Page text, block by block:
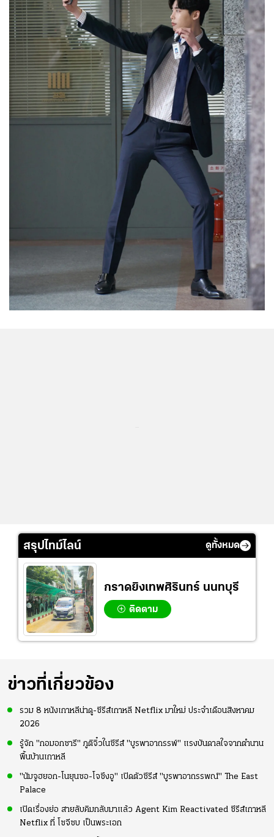
สรุปไทม์ไลน์ ดูทั้งหมด
กราดยิงเทพศิรินทร์ นนทบุรี
ติดตาม
ข่าวที่เกี่ยวข้อง
รวม 8 หนังเกาหลีน่าดู-ซีรีส์เกาหลี Netflix มาใหม่ ประจำเดือนสิงหาคม
2026
รู้จัก "กอมอกซารี" ภูติจิ๋วในซีรีส์ "บูรพาอาถรรพ์" แรงบันดาลใจจากตำนาน
พื้นบ้านเกาหลี
"นัมจูฮยอก-โนยุนซอ-โจซึงอู" เปิดตัวซีรีส์ "บูรพาอาถรรพณ์" The East
Palace
เปิดเรื่องย่อ สายลับคิมกลับมาแล้ว Agent Kim Reactivated ซีรีส์เกาหลี
Netflix ที่ โซจีซบ เป็นพระเอก